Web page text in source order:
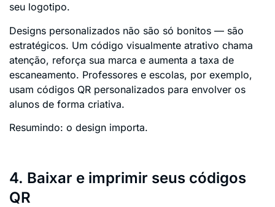
seu logotipo.
Designs personalizados não são só bonitos — são
estratégicos. Um código visualmente atrativo chama
atenção, reforça sua marca e aumenta a taxa de
escaneamento. Professores e escolas, por exemplo,
usam códigos QR personalizados para envolver os
alunos de forma criativa.
Resumindo: o design importa.
4. Baixar e imprimir seus códigos
QR